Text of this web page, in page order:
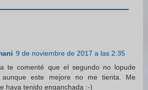
9 de noviembre de 2017 a las 2:35
te comenté que el segundo no lopude
aunque este mejore no me tienta. Me
haya tenido enganchada :-)